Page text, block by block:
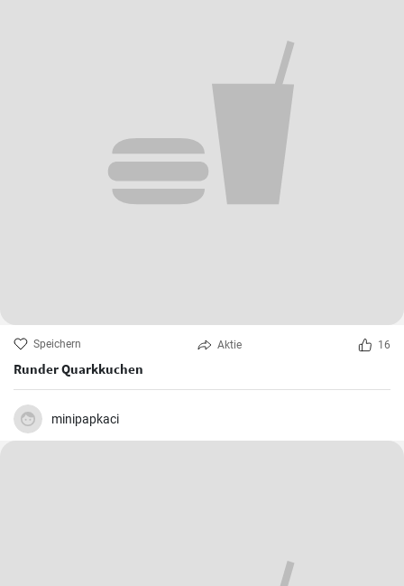
Speichern Aktie 16
Runder Quarkkuchen
minipapkaci